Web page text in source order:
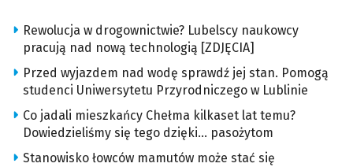
Rewolucja w drogownictwie? Lubelscy naukowcy
pracują nad nową technologią [ZDJĘCIA]
Przed wyjazdem nad wodę sprawdź jej stan. Pomogą
studenci Uniwersytetu Przyrodniczego w Lublinie
Co jadali mieszkańcy Chełma kilkaset lat temu?
Dowiedzieliśmy się tego dzięki… pasożytom
Stanowisko łowców mamutów może stać się